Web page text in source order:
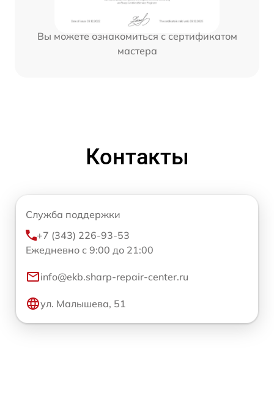
Вы можете ознакомиться с сертификатом
мастера
Контакты
Служба поддержки
+7 (343) 226-93-53
Ежедневно с 9:00 до 21:00
info@ekb.sharp-repair-center.ru
ул. Малышева, 51